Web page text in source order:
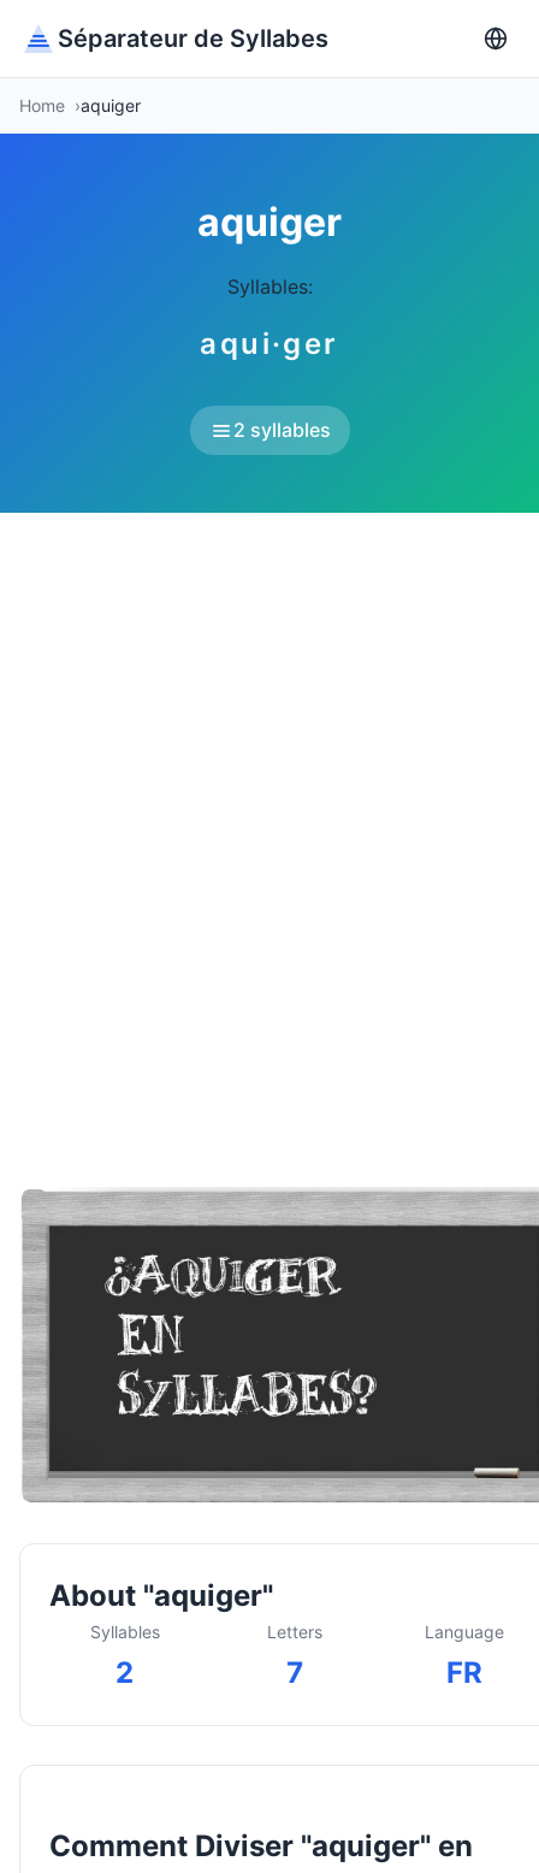
Séparateur de Syllabes
Home aquiger
aquiger
Syllables:
aqui·ger
2 syllables
About "aquiger"
Syllables
2
Letters
7
Language
FR
Comment Diviser "aquiger" en